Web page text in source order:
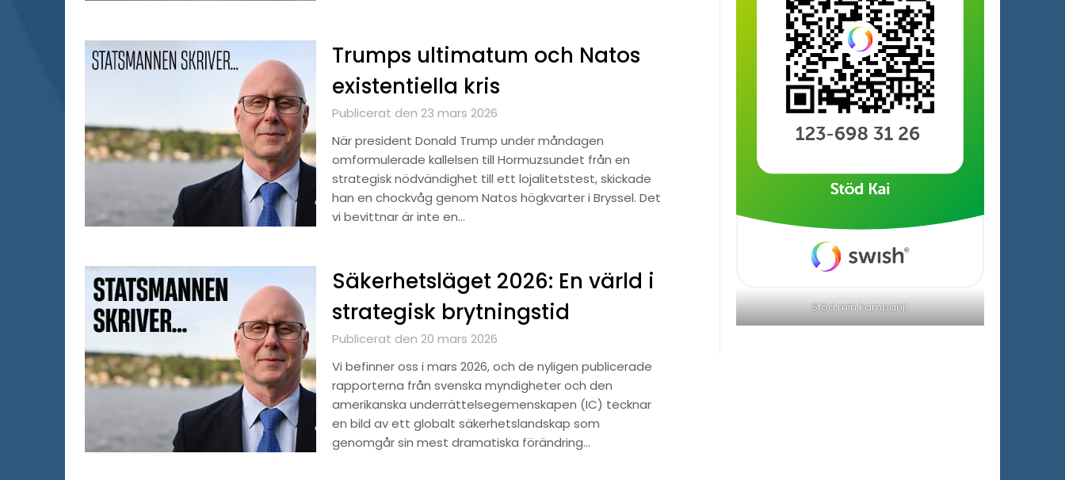
Trumps ultimatum och Natos
existentiella kris
Publicerat den 23 mars 2026
När president Donald Trump under måndagen
omformulerade kallelsen till Hormuzsundet från en
strategisk nödvändighet till ett lojalitetstest, skickade
han en chockvåg genom Natos högkvarter i Bryssel. Det
vi bevittnar är inte en…
Säkerhetsläget 2026: En värld i
strategisk brytningstid
Publicerat den 20 mars 2026
Vi befinner oss i mars 2026, och de nyligen publicerade
rapporterna från svenska myndigheter och den
amerikanska underrättelsegemenskapen (IC) tecknar
en bild av ett globalt säkerhetslandskap som
genomgår sin mest dramatiska förändring…
Stöd min kampanj!